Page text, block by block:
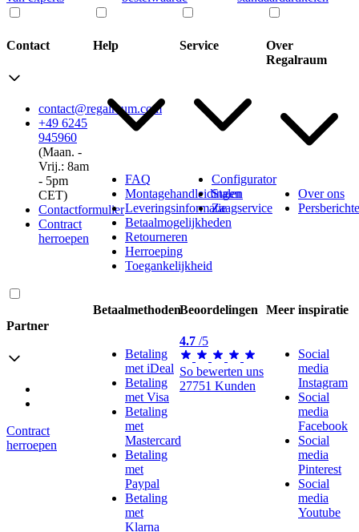
Contact
contact@regalraum.com
+49 6245
945960
(Maan. ‑
Vrij.: 8am
‑ 5pm
CET)
Contactformulier
Contract
herroepen
Help
FAQ
Montagehandleidingen
Leveringsinformatie
Betaalmogelijkheden
Retourneren
Herroeping
Toegankelijkheid
Service
Configurator
Stalen
Zaagservice
Over
Regalraum
Over ons
Partner
Verzending met GLS
Verzending met Schenker
Contract
herroepen
Betaalmethoden
Betaling
met iDeal
Betaling
met Visa
Betaling
met
Mastercard
Betaling
met
Paypal
Betaling
met
Klarna
Beoordelingen
4.7 /5
So bewerten uns
27751 Kunden
Meer inspiratie
Social
media
Instagram
Social
media
Facebook
Social
media
Pinterest
Social
media
Youtube